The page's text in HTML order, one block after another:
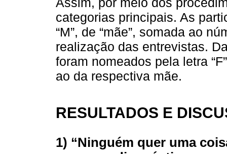
categorias principais. As
“M”, de “mãe”, somada ao
realização das entrevistas.
foram nomeados pela letra
ao da respectiva mãe.
RESULTADOS E
1) “Ninguém quer uma